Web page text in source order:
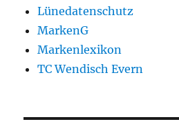
Lünedatenschutz
MarkenG
Markenlexikon
TC Wendisch Evern